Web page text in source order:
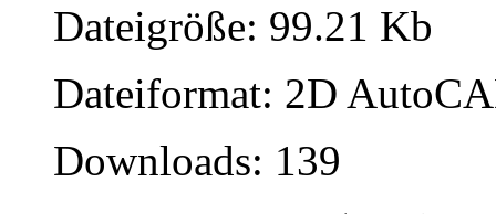
Dateigröße: 99.21 Kb
Dateiformat: 2D
Downloads: 139